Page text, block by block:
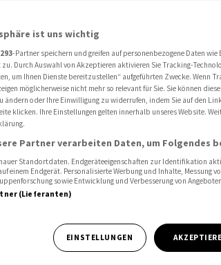
beäugen Nahost-Verhandlungen
ohne
ist uns wichtig
293-Partner speichern und greifen auf personenbezogene Daten
zu. Durch Auswahl von Akzeptieren aktivieren Sie Tracking-
um Ihnen Dienste bereitzustellen“ aufgeführten Zwecke. Wenn
möglicherweise nicht mehr so relevant für Sie. Sie können
ändern oder Ihre Einwilligung zu widerrufen, indem Sie auf den
klicken. Ihre Einstellungen gelten innerhalb unseres Website.
Partner verarbeiten Daten, um Folgendes
Standortdaten. Endgeräteeigenschaften zur Identifikation
einem Endgerät. Personalisierte Werbung und Inhalte, Messung
sowie Entwicklung und Verbesserung von
(Lieferanten)
EINSTELLUNGEN